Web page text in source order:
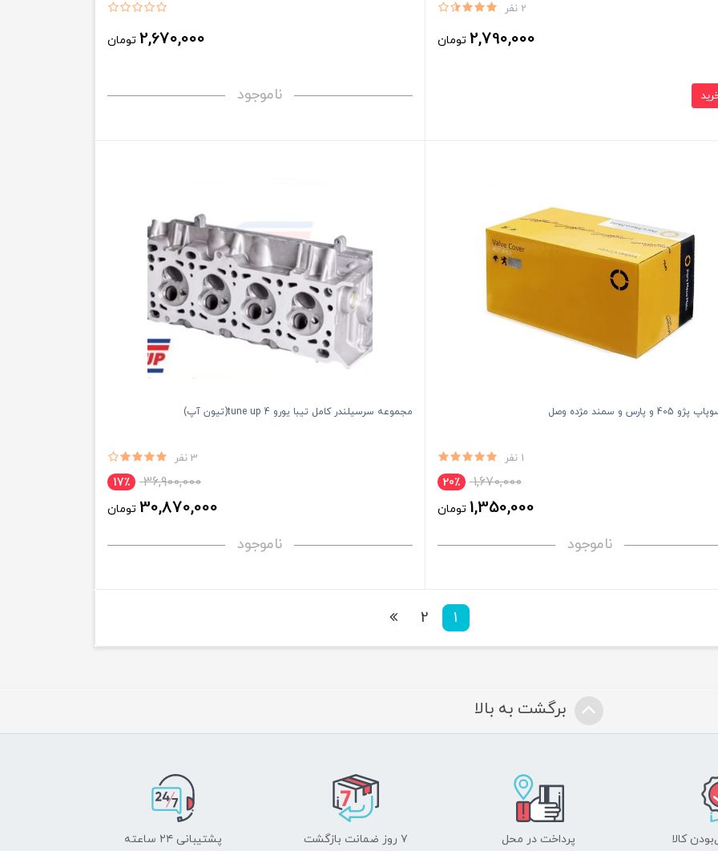
2 نفر
2,790,000 تومان 2,670,000 تومان
ناموجود
و پارس و سمند مژده وصل
1 نفر
1,670,000 20٪
1,350,000 تومان
ناموجود
مجموعه سرسیلندر کامل تیبا یورو 4 tune up(تیون آپ)
3 نفر
36,900,000 17٪
30,870,000 تومان
ناموجود
1
2
برگشت به بالا
کالا پرداخت در محل ۷ روز ضمانت بازگشت پشتیبانی ۲۴ ساعته